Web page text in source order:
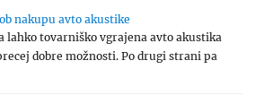
nakupu avto akustike
lahko tovarniško vgrajena avto akustika
dobre možnosti. Po drugi strani pa